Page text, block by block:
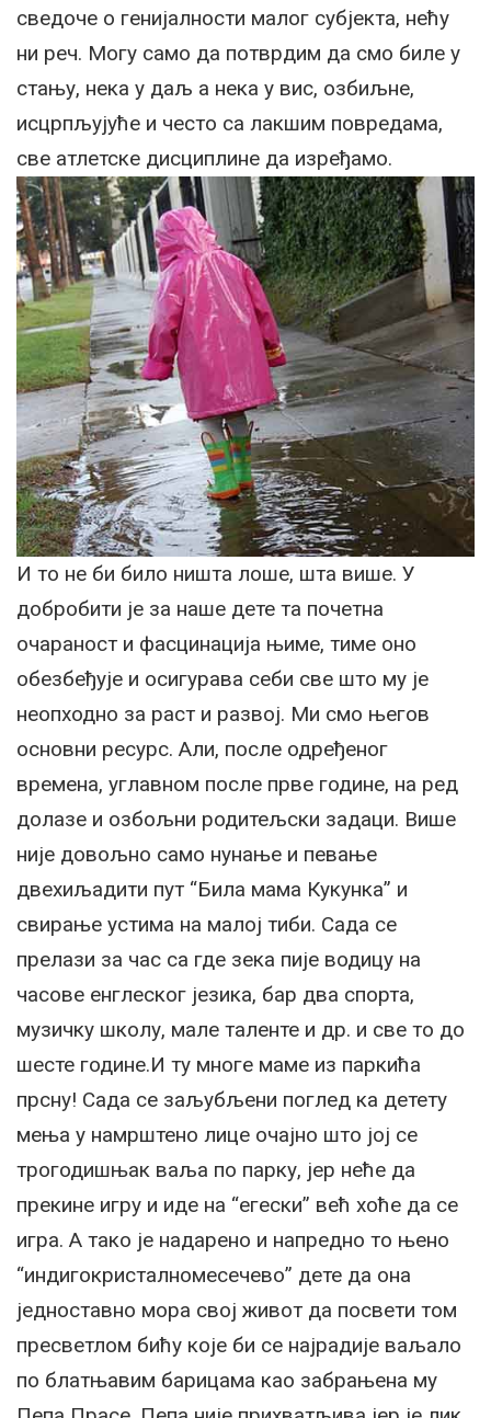
сведоче о генијалности малог субјекта, нећу
ни реч. Могу само да потврдим да смо биле у
стању, нека у даљ а нека у вис, озбиљне,
исцрпљујуће и често са лакшим повредама,
све атлетске дисциплине да изређамо.
И то не би било ништа лоше, шта више. У
добробити је за наше дете та почетна
очараност и фасцинација њиме, тиме оно
обезбеђује и осигурава себи све што му је
неопходно за раст и развој. Ми смо његов
основни ресурс. Али, после одређеног
времена, углавном после прве године, на ред
долазе и озбољни родитељски задаци. Више
није довољно само нунање и певање
двехиљадити пут “Била мама Кукунка” и
свирање устима на малој тиби. Сада се
прелази за час са где зека пије водицу на
часове енглеског језика, бар два спорта,
музичку школу, мале таленте и др. и све то до
шесте године.И ту многе маме из паркића
прсну! Сада се заљубљени поглед ка детету
мења у намрштено лице очајно што јој се
трогодишњак ваља по парку, јер неће да
прекине игру и иде на “егески” већ хоће да се
игра. А тако је надарено и напредно то њено
“индигокристалномесечево” дете да она
једноставно мора свој живот да посвети том
пресветлом бићу које би се најрадије ваљало
по блатњавим барицама као забрањена му